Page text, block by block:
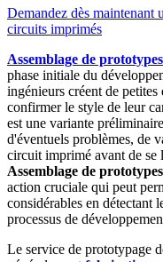
Demandez dès maintenant
circuits imprimés
Assemblage de
phase initiale du
ingénieurs créent de petites
confirmer le style de leur
est une variante
d'éventuels problèmes, de
circuit imprimé avant de se
Assemblage de
action cruciale qui peut
considérables en détectant
processus de
Le service de prototypage